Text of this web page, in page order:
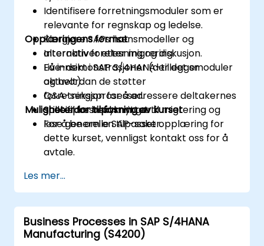
Identifisere forretningsmoduler som er
relevante for regnskap og ledelse.
Klargjøre SAPs lisensmodeller og
alternativer etter migrering.
Få innsikt i SAP S/4HANA-tilleggsmoduler
og hvordan de støtter
forretningsprosesser.
Stille spørsmål knyttet til migrering og
løse generelle SAP-saker.
Opplæringens format
Interaktiv forelesning og diskusjon.
Live-demonstrasjoner (der det er
aktuelt).
Q&A-seksjon for å adressere deltakernes
spesifikke bekymringer.
Muligheter for tilpasning av kurset
For å be om en tilpasset opplæring for
dette kurset, vennligst kontakt oss for å
avtale.
Les mer...
Business Processes in SAP S/4HANA
Manufacturing (S4200)